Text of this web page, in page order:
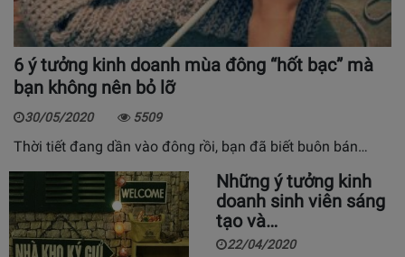
6 ý tưởng kinh doanh mùa đông “hốt bạc” mà
bạn không nên bỏ lỡ
30/05/2020 5509
Thời tiết đang dần vào đông rồi, bạn đã biết buôn bán…
Những ý tưởng kinh
doanh sinh viên sáng
tạo và…
22/04/2020